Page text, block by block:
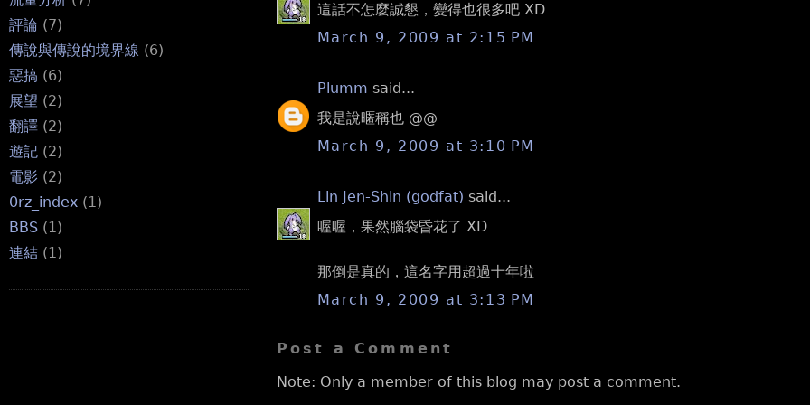
評論 (7)
傳說與傳說的境界線 (6)
惡搞 (6)
展望 (2)
翻譯 (2)
遊記 (2)
電影 (2)
0rz_index (1)
BBS (1)
連結 (1)
這話不怎麼誠懇，變得也很多吧 XD
March 9, 2009 at 2:15 PM
Plumm said...
我是說暱稱也 @@
March 9, 2009 at 3:10 PM
Lin Jen-Shin (godfat) said...
喔喔，果然腦袋昏花了 XD
那倒是真的，這名字用超過十年啦
March 9, 2009 at 3:13 PM
Post a Comment
Note: Only a member of this blog may post a comment.